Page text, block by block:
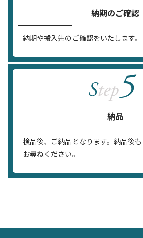
納期のご確認
納期や搬入先のご確認をいたします。
納品
検品後、ご納品となります。納品後
お尋ねください。